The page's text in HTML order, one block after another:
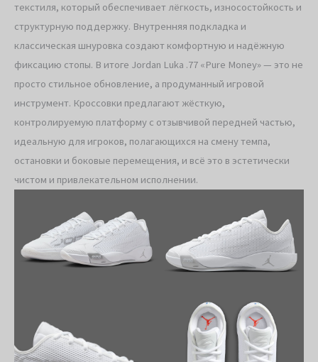
текстиля, который обеспечивает лёгкость, износостойкость и
структурную поддержку. Внутренняя подкладка и
классическая шнуровка создают комфортную и надёжную
фиксацию стопы. В итоге Jordan Luka .77 «Pure Money» — это не
просто стильное обновление, а продуманный игровой
инструмент. Кроссовки предлагают жёсткую,
контролируемую платформу с отзывчивой передней частью,
идеальную для игроков, полагающихся на смену темпа,
остановки и боковые перемещения, и всё это в эстетически
чистом и привлекательном исполнении.